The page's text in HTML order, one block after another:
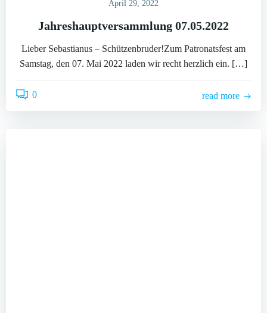
April 29, 2022
Jahreshauptversammlung 07.05.2022
Lieber Sebastianus – Schützenbruder!Zum Patronatsfest am
Samstag, den 07. Mai 2022 laden wir recht herzlich ein. […]
0 read more